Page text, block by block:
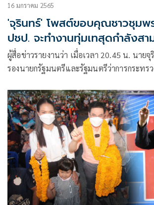
16 มกราคม 2565
'จุรินทร์' โพสต์ขอบคุณชาวชุมพ
ปชป. จะทำงานทุ่มเทสุดกำลังสา
ผู้สื่อข่าวรายงานว่า เมื่อเวลา 20.45 น. นา
รองนายกรัฐมนตรีและรัฐมนตรีว่าการกระท